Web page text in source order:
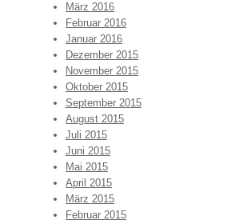
März 2016
Februar 2016
Januar 2016
Dezember 2015
November 2015
Oktober 2015
September 2015
August 2015
Juli 2015
Juni 2015
Mai 2015
April 2015
März 2015
Februar 2015